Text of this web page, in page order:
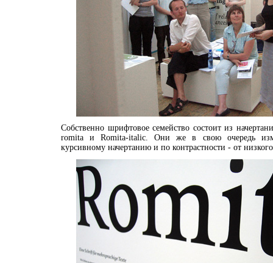
Собственно шрифтовое семейство состоит из
romita и Romita-italic. Они же в свою очередь
курсивному начертанию и по контрастности - от